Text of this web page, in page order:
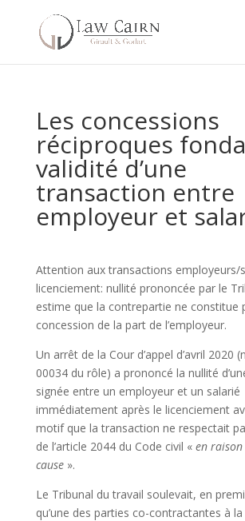
Les concessions
réciproques
validité d’une
transaction entre
employeur et
Attention aux transactions employeurs/
licenciement: nullité prononcée par le
estime que la contrepartie ne constitue
concession de la part de l’employeur.
Un arrêt de la Cour d’appel d’avril 2020
00034 du rôle) a prononcé la nullité
signée entre un employeur et un salarié
immédiatement après le licenciement
motif que la transaction ne respectait
de l’article 2044 du Code civil « en
cause».
Le Tribunal du travail soulevait, en
qu’une des parties co-contractantes à